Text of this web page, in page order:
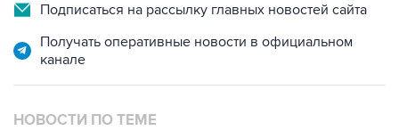
Подписаться на рассылку главных новостей сайта
Получать оперативные новости в официальном
канале
НОВОСТИ ПО ТЕМЕ